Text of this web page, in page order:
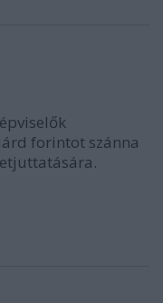
forintot szánna